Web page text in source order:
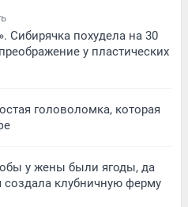
Сибирячка похудела на 30
у пластических
головоломка, которая
у жены были ягоды, да
клубничную ферму